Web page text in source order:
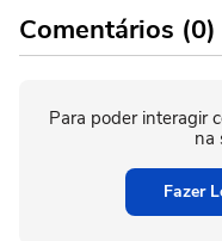
Comentários (0)
Para poder interagir
na
Fazer